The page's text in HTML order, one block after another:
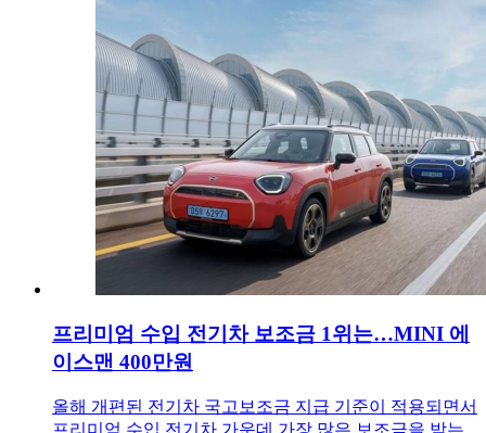
프리미엄 수입 전기차 보조금 1위는…MINI 에
이스맨 400만원
올해 개편된 전기차 국고보조금 지급 기준이 적용되면서